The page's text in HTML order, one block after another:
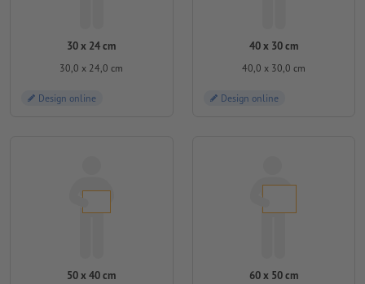
30 x 24 cm
30,0 x 24,0 cm
Design online
40 x 30 cm
40,0 x 30,0 cm
Design online
50 x 40 cm 60 x 50 cm